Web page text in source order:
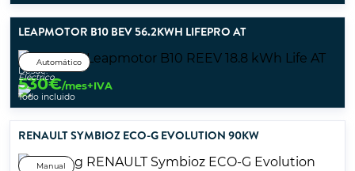
LEAPMOTOR B10 BEV 56.2KWH LIFEPRO AT
Automático
Eléctrico
Desde:
530€/mes+IVA
Todo incluido
RENAULT SYMBIOZ ECO-G EVOLUTION 90KW
Manual